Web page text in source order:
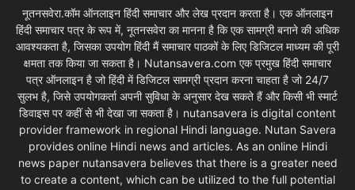
नूतनसवेरा.कॉम ऑनलाइन हिंदी समाचार और लेख प्रदान करता है। एक ऑनलाइन
हिंदी समाचार पत्र के रूप में, नूतनसवेरा का मानना है कि एक सामग्री बनाने की अधिक
आवश्यकता है, जिसका उपयोग हिंदी मैं समाचार पाठकों के लिए डिजिटल माध्यम की पूरी
क्षमता तक किया जा सकता है। Nutansavera.com एक प्रमुख हिंदी समाचार
पत्र ऑनलाइन है जो हिंदी में डिजिटल सामग्री प्रदान करना चाहता है जो 24/7
सुलभ है, जिसे उपयोगकर्ता अपनी सुविधा के अनुसार देख सकते हैं और किसी भी स्मार्ट
डिवाइस पर कहीं से भी देखा जा सकता है। nutansavera is digital content
provider framework in regional Hindi language. Nutan Savera
provides online Hindi news and articles. As an online Hindi
news paper nutansavera believes that there is a greater need
to create a content, which can be utilized to the full potential